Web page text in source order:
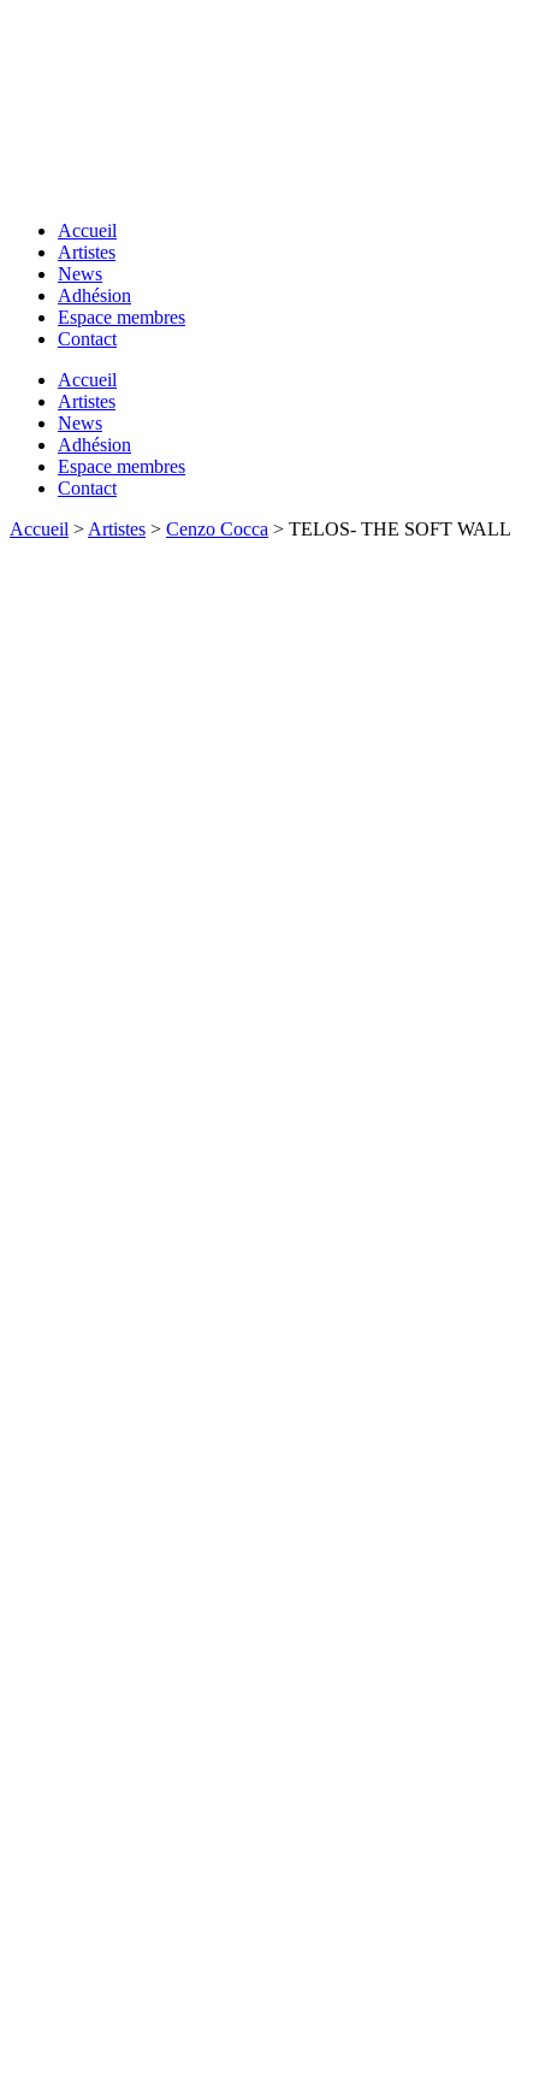
Accueil
Artistes
News
Adhésion
Espace membres
Contact
Accueil
Artistes
News
Adhésion
Espace membres
Contact
Accueil > Artistes > Cenzo Cocca > TELOS- THE SOFT WALL